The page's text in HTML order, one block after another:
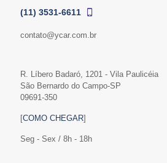
(11) 3531-6611
contato@ycar.com.br
R. Líbero Badaró, 1201 - Vila Paulicéia
São Bernardo do Campo-SP
09691-350
[COMO CHEGAR]
Seg - Sex / 8h - 18h